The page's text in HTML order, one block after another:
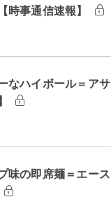
時事通信速報】
なハイボール＝ア
味の即席麺＝エー